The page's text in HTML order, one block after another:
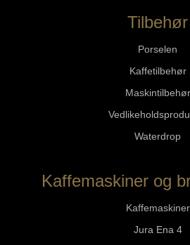
Tilbehør
Porselen
Kaffetilbehør
Maskintilbehør
Waterdrop
Kaffemaskiner og
Kaffemaskiner
Jura Ena 4